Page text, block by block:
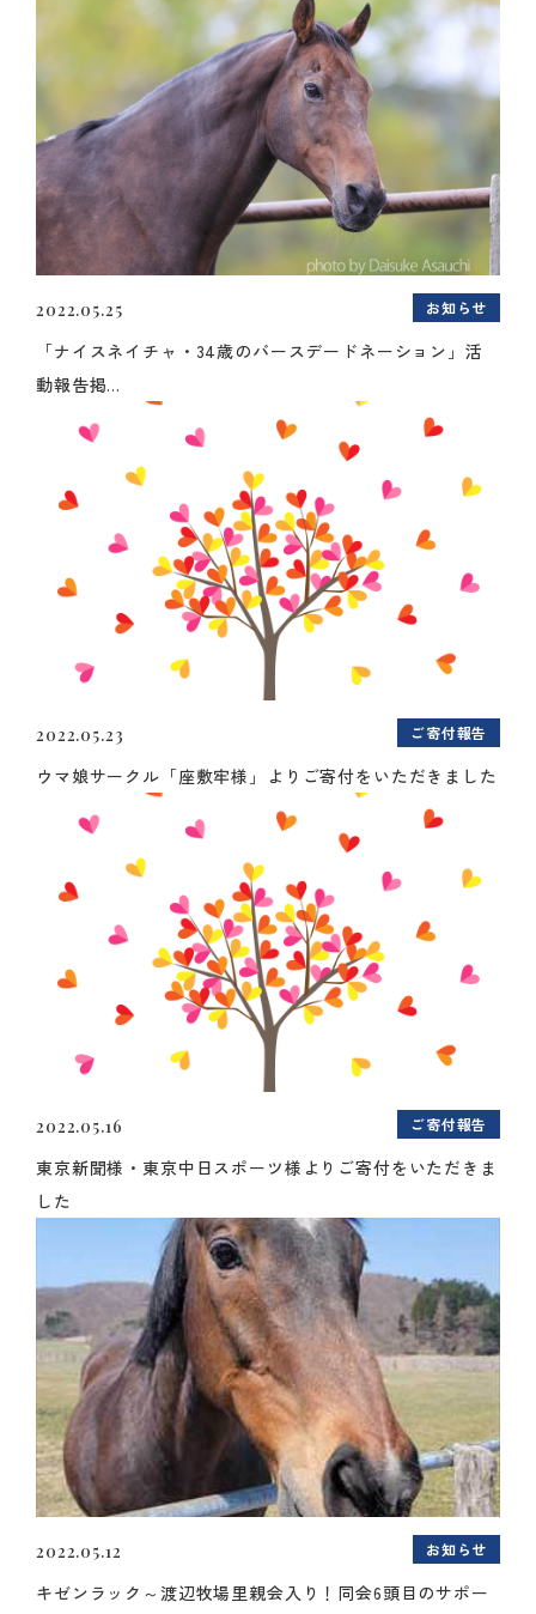
2022.05.25 お知らせ
「ナイスネイチャ・34歳のバースデードネーション」活
動報告掲...
2022.05.23 ご寄付報告
ウマ娘サークル「座敷牢様」よりご寄付をいただきました
2022.05.16 ご寄付報告
東京新聞様・東京中日スポーツ様よりご寄付をいただきま
した
2022.05.12 お知らせ
キゼンラック～渡辺牧場里親会入り！同会6頭目のサポー